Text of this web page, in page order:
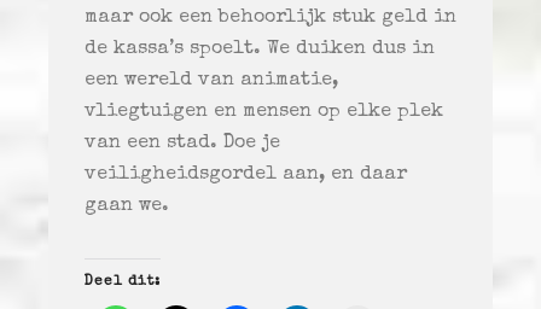
maar ook een behoorlijk stuk geld in
de kassa’s spoelt. We duiken dus in
een wereld van animatie,
vliegtuigen en mensen op elke plek
van een stad. Doe je
veiligheidsgordel aan, en daar
gaan we.
Deel dit: